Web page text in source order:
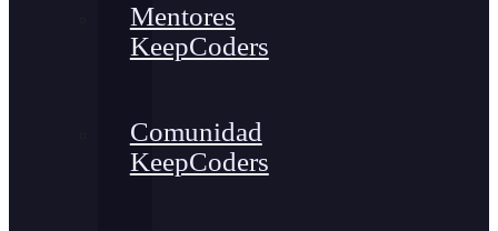
Mentores
KeepCoders
Comunidad
KeepCoders